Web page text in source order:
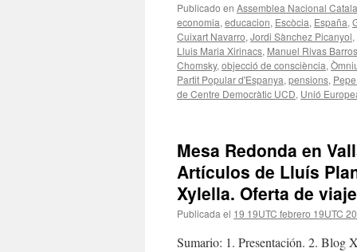
Publicado en Assemblea Nacional
economia, educacion, Escòcia, España,
Cuixart Navarro, Jordi Sànchez Picanyol,
Lluis Maria Xirinacs, Manuel Rivas Barros
Chomsky, objecció de consciència,
Partit Popular d'Espanya, pensions,
de Centre Democràtic UCD, Unió
Mesa Redonda en
Artículos de Lluís
Xylella. Oferta de
Publicada el 19 19UTC febrero 19UTC
Sumario: 1. Presentación. 2. Blog